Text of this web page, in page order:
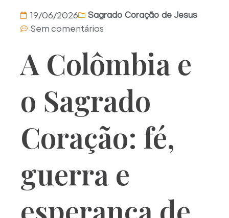
19/06/2026 Sagrado Coração de Jesus
Sem comentários
A Colômbia e
o Sagrado
Coração: fé,
guerra e
esperança de